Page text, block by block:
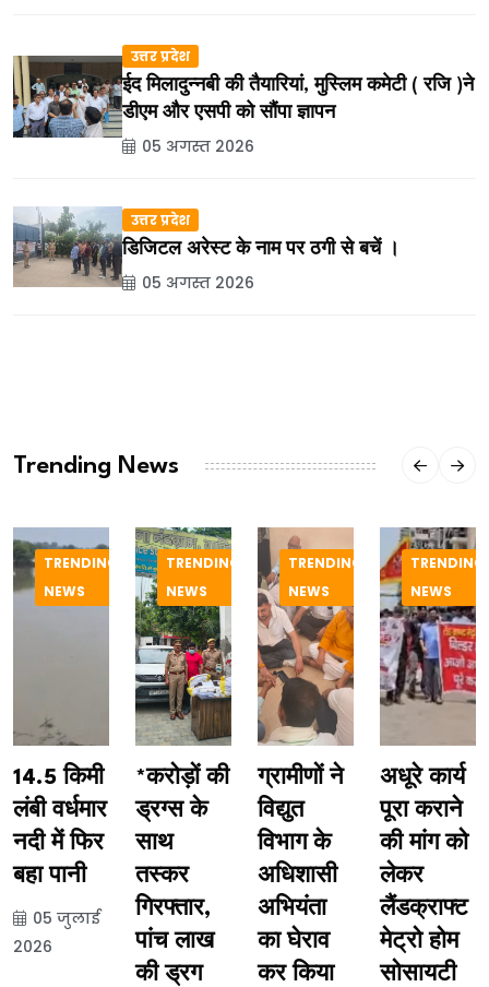
उत्तर प्रदेश
ईद मिलादुन्नबी की तैयारियां, मुस्लिम कमेटी ( रजि )ने
डीएम और एसपी को सौंपा ज्ञापन
05 अगस्त 2026
उत्तर प्रदेश
डिजिटल अरेस्ट के नाम पर ठगी से बचें ।
05 अगस्त 2026
Trending News
TRENDING
NEWS
14.5 किमी
लंबी वर्धमार
नदी में फिर
बहा पानी
05 जुलाई
2026
TRENDING
NEWS
*करोड़ों की
ड्रग्स के
साथ
तस्कर
गिरफ्तार,
पांच लाख
की ड्रग
TRENDING
NEWS
ग्रामीणों ने
विद्युत
विभाग के
अधिशासी
अभियंता
का घेराव
कर किया
TRENDING
NEWS
अधूरे कार्य
पूरा कराने
की मांग को
लेकर
लैंडक्राफ्ट
मेट्रो होम
सोसायटी